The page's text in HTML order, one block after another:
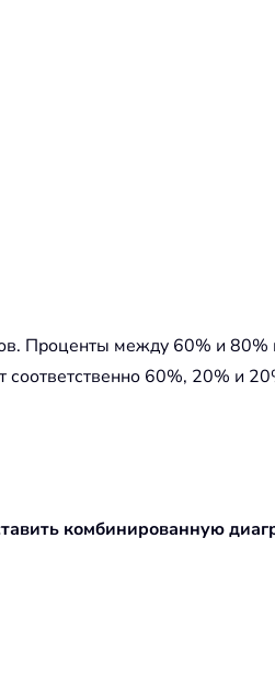
Проценты между 60% и
60%, 20% и
комбинированную